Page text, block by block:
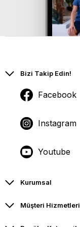
Bizi Takip Edin!
Facebook
Instagram
Youtube
Kurumsal
Müşteri Hizmetleri